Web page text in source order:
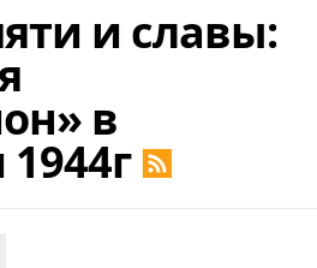
и славы:
в